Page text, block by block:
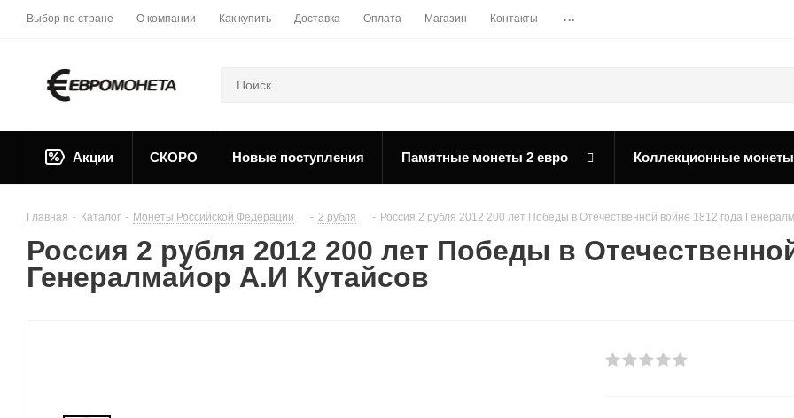
Выбор по стране О компании Как купить Доставка Оплата Магазин Контакты ...
Акции СКОРО Новые поступления Памятные монеты 2 евро Коллекционные
Главная - Каталог - Монеты Российской Федерации - 2 рубля - Россия 2 рубля 2012 200 лет Победы в Отечественной войне 1812 года
Россия 2 рубля 2012 200 лет Победы в
Генералмайор А.И Кутайсов